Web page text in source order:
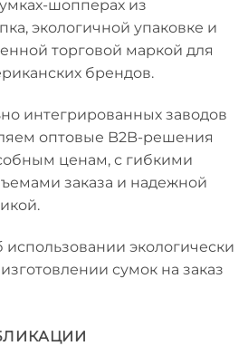
шопперах из
экологичной упаковке и
торговой маркой для
брендов.
интегрированных заводов
оптовые B2B-решения
ценам, с гибкими
заказа и надежной
экологически
сумок на заказ